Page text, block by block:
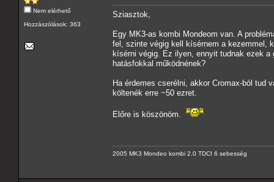
Nem elérhető
Hozzászólások: 363
Sziasztok,
Egy MK3-as kombi Mondeom van. A
fel, szinte végig kell kísérnem a kezemmel,
kísérni végig. Ez ilyen, ennyit tudnak ezek
hatásfokkal működnének?
Ha érdemes cserélni, akkor Cromax-ból tud
költenék erre ~50 ezret.
Előre is köszönöm.
2005 MK3 Mondeo kombi 2.0 TDCI 6 sebesség